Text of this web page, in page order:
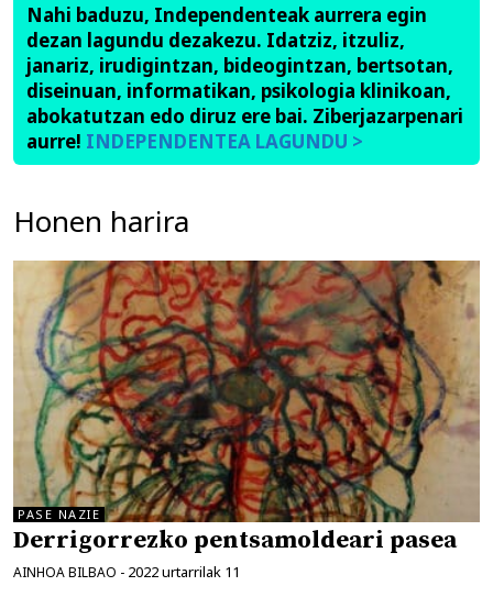
Nahi baduzu, Independenteak aurrera egin
dezan lagundu dezakezu. Idatziz, itzuliz,
janariz, irudigintzan, bideogintzan, bertsotan,
diseinuan, informatikan, psikologia klinikoan,
abokatutzan edo diruz ere bai. Ziberjazarpenari
aurre! INDEPENDENTEA LAGUNDU >
Honen harira
PASE NAZIE
Derrigorrezko pentsamoldeari pasea
AINHOA BILBAO - 2022 urtarrilak 11